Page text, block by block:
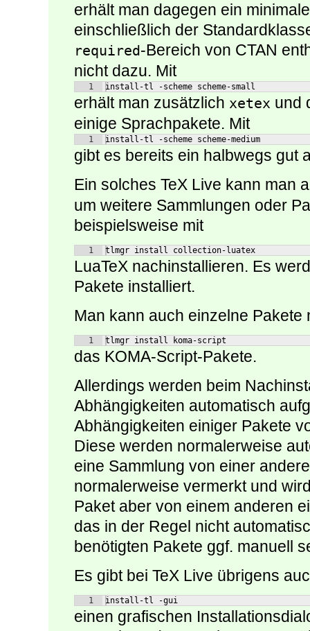
erhält man dagegen ein
einschließlich der
required-Bereich von CTAN
nicht dazu. Mit
1 install-tl -scheme scheme-small
erhält man zusätzlich xetex und
einige Sprachpakete. Mit
1 install-tl -scheme scheme-medium
gibt es bereits ein halbwegs gut
Ein solches TeX Live kann man
um weitere Sammlungen oder
beispielsweise mit
1 tlmgr install collection-luatex
LuaTeX nachinstallieren. Es
Pakete installiert.
Man kann auch einzelne
1 tlmgr install koma-script
das KOMA-Script-Pakete.
Allerdings werden beim
Abhängigkeiten automatisch
Abhängigkeiten einiger Pakete
Diese werden normalerweise
eine Sammlung von einer
normalerweise vermerkt und
Paket aber von einem anderen
das in der Regel nicht
benötigten Pakete ggf. manuell
Es gibt bei TeX Live übrigens
1 install-tl -gui
einen grafischen